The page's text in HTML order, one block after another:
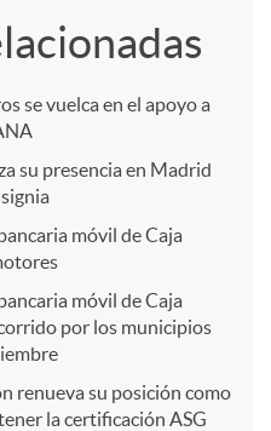
se vuelca en el apoyo a
su presencia en Madrid
móvil de Caja
móvil de Caja
por los municipios
renueva su posición como
la certificación ASG